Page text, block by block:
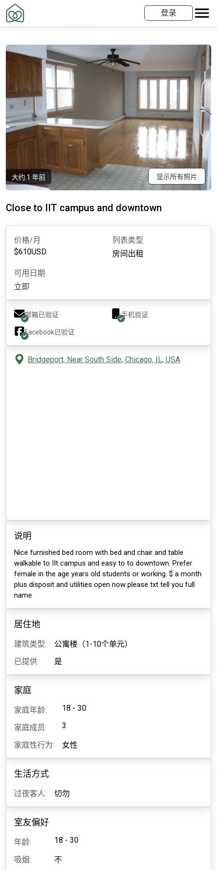
登录
大约 1 年前 显示所有照片
Close to IIT campus and downtown
价格/月
$610USD
列表类型
房间出租
可用日期
立即
邮箱已验证 手机验证
Facebook已验证
Bridgeport, Near South Side, Chicago, IL, USA
说明
Nice furnished bed room with bed and chair and table
walkable to IIt campus and easy to to downtown. Prefer
female in the age years old students or working. $ a month
plus disposit and utilities open now please txt tell you full
name
居住地
建筑类型:
公寓楼（1-10个单元）
已提供:
是
家庭
家庭年龄: 18 - 30
家庭成员: 3
家庭性行为: 女性
生活方式
过夜客人: 切勿
室友偏好
年龄: 18 - 30
吸烟: 不